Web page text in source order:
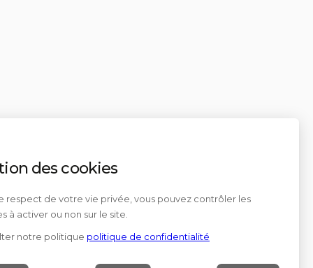
des cookies
respect de votre vie privée, vous pouvez contrôler les
à activer ou non sur le site.
notre politique politique de confidentialité